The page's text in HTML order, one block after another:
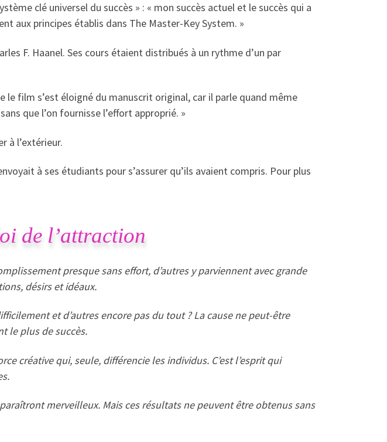
clé universel du succès » : « mon succès actuel et le succès qui a
aux principes établis dans The Master-Key System. »
F. Haanel. Ses cours étaient distribués à un rythme d’un par
le film s’est éloigné du manuscrit original, car il parle quand même
que l’on fournisse l’effort approprié. »
à l’extérieur.
à ses étudiants pour s’assurer qu’ils avaient compris. Pour plus
de l’attraction
presque sans effort, d’autres y parviennent avec grande
désirs et idéaux.
et d’autres encore pas du tout ? La cause ne peut-être
le plus de succès.
créative qui, seule, différencie les individus. C’est l’esprit qui
merveilleux. Mais ces résultats ne peuvent être obtenus sans